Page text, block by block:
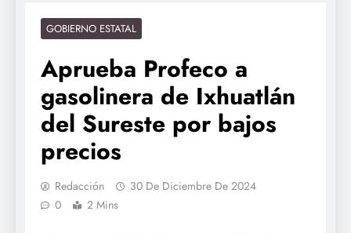
GOBIERNO ESTATAL
Aprueba Profeco a
gasolinera de Ixhuatlán
del Sureste por bajos
precios
Redacción
30 De Diciembre De 2024
0
2 Mins